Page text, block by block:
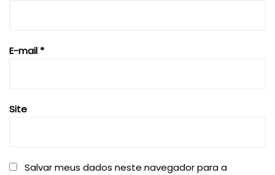
E-mail *
Site
Salvar meus dados neste navegador para a